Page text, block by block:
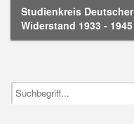
Studienkreis Deutscher
Widerstand 1933 - 1945